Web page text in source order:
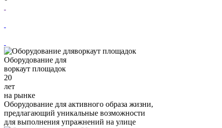
Оборудование для
воркаут площадок
20
лет
на рынке
Оборудование для активного образа жизни,
предлагающий уникальные возможности
для выполнения упражнений на улице